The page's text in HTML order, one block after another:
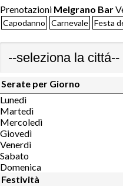
Prenotazioni Melgrano Bar
Capodanno Carnevale Festa
Serate per Giorno
Lunedì
Martedì
Mercoledì
Giovedì
Venerdì
Sabato
Domenica
Festività